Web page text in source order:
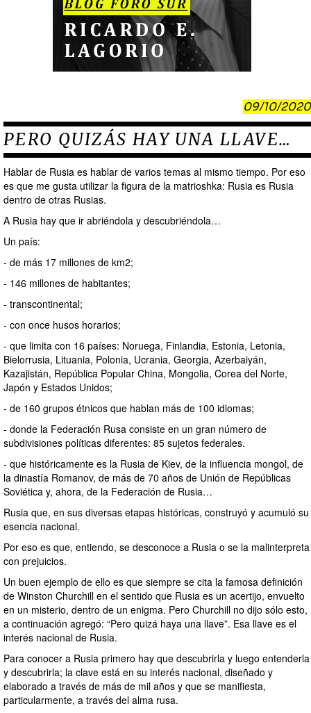
09/10/2020
PERO QUIZÁS HAY UNA LLAVE…
Hablar de Rusia es hablar de varios temas al mismo tiempo. Por eso
es que me gusta utilizar la figura de la matrioshka: Rusia es Rusia
dentro de otras Rusias.
A Rusia hay que ir abriéndola y descubriéndola…
Un país:
- de más 17 millones de km2;
- 146 millones de habitantes;
- transcontinental;
- con once husos horarios;
- que limita con 16 países: Noruega, Finlandia, Estonia, Letonia,
Bielorrusia, Lituania, Polonia, Ucrania, Georgia, Azerbaiyán,
Kazajistán, República Popular China, Mongolia, Corea del Norte,
Japón y Estados Unidos;
- de 160 grupos étnicos que hablan más de 100 idiomas;
- donde la Federación Rusa consiste en un gran número de
subdivisiones políticas diferentes: 85 sujetos federales.
- que históricamente es la Rusia de Kiev, de la influencia mongol, de
la dinastía Romanov, de más de 70 años de Unión de Repúblicas
Soviética y, ahora, de la Federación de Rusia…
Rusia que, en sus diversas etapas históricas, construyó y acumuló su
esencia nacional.
Por eso es que, entiendo, se desconoce a Rusia o se la malinterpreta
con prejuicios.
Un buen ejemplo de ello es que siempre se cita la famosa definición
de Winston Churchill en el sentido que Rusia es un acertijo, envuelto
en un misterio, dentro de un enigma. Pero Churchill no dijo sólo esto,
a continuación agregó: “Pero quizá haya una llave”. Esa llave es el
interés nacional de Rusia.
Para conocer a Rusia primero hay que descubrirla y luego entenderla
y descubrirla; la clave está en su interés nacional, diseñado y
elaborado a través de más de mil años y que se manifiesta,
particularmente, a través del alma rusa.